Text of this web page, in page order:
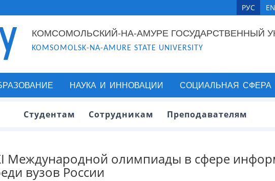
РУС
КОМСОМОЛЬСКИЙ-НА-АМУРЕ ГОСУДАРСТВЕННЫЙ
KOMSOMOLSK-NA-AMURE STATE UNIVERSITY
НАУКА И ИННОВАЦИИ СОЦИАЛЬНАЯ СФЕРА
Студентам Сотрудникам Преподавателям
Международной олимпиады в сфере
вузов России